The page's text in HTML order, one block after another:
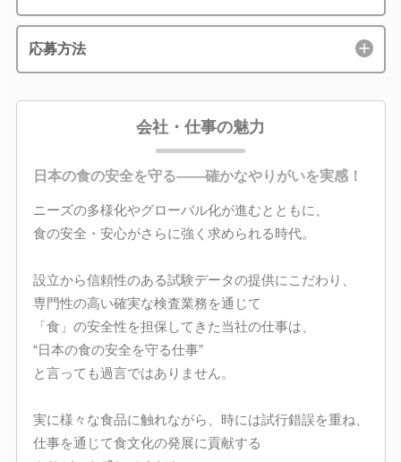
応募方法
会社・仕事の魅力
日本の食の安全を守る――確かなやりがいを実感！
ニーズの多様化やグローバル化が進むとともに、
食の安全・安心がさらに強く求められる時代。
設立から信頼性のある試験データの提供にこだわり、
専門性の高い確実な検査業務を通じて
「食」の安全性を担保してきた当社の仕事は、
“日本の食の安全を守る仕事”
と言っても過言ではありません。
実に様々な食品に触れながら、時には試行錯誤を重ね、
仕事を通じて食文化の発展に貢献する